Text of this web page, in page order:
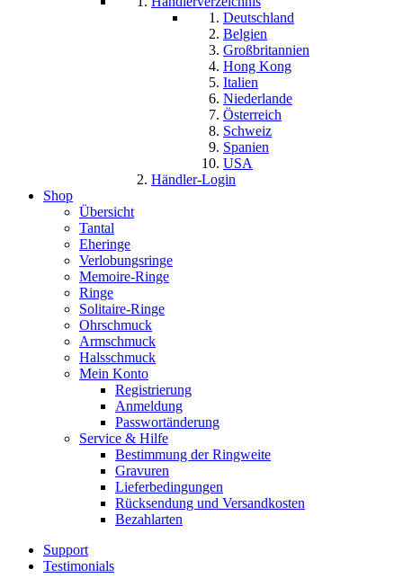
Deutschland
Belgien
Großbritannien
Hong Kong
Italien
Niederlande
Österreich
Schweiz
Spanien
USA
Händler-Login
Shop
Übersicht
Tantal
Eheringe
Verlobungsringe
Memoire-Ringe
Ringe
Solitaire-Ringe
Ohrschmuck
Armschmuck
Halsschmuck
Mein Konto
Registrierung
Anmeldung
Passwortänderung
Service & Hilfe
Bestimmung der Ringweite
Gravuren
Lieferbedingungen
Rücksendung und Versandkosten
Bezahlarten
Support
Testimonials